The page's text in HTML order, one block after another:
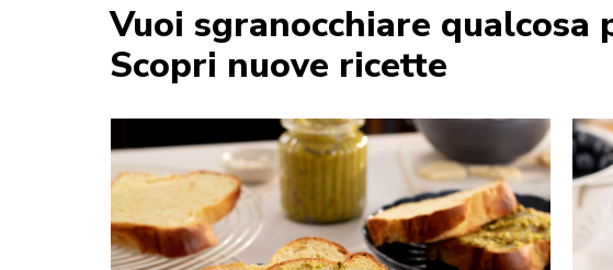
Vuoi sgranocchiare qualcosa
Scopri nuove ricette